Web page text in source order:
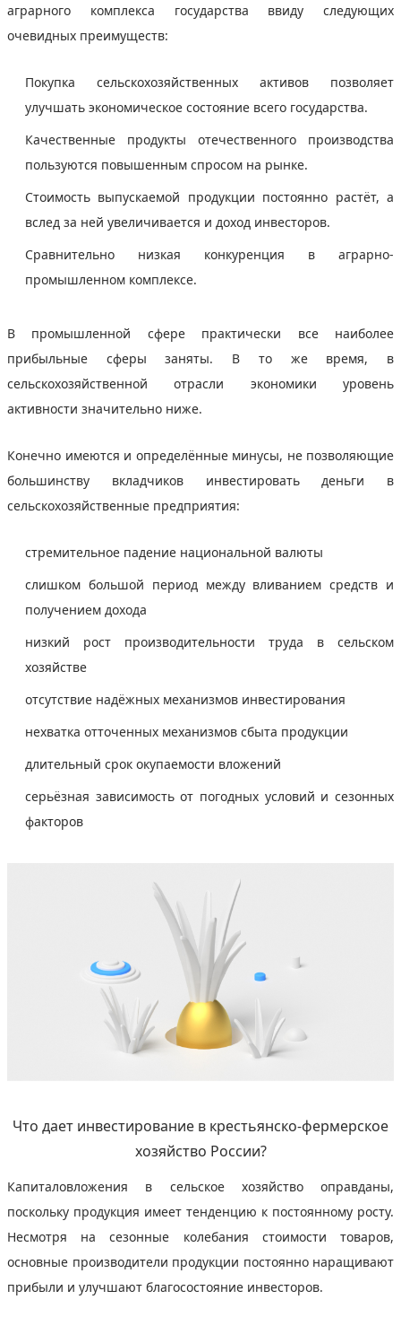
аграрного комплекса государства ввиду следующих
очевидных преимуществ:
Покупка сельскохозяйственных активов позволяет
улучшать экономическое состояние всего государства.
Качественные продукты отечественного производства
пользуются повышенным спросом на рынке.
Стоимость выпускаемой продукции постоянно растёт, а
вслед за ней увеличивается и доход инвесторов.
Сравнительно низкая конкуренция в аграрно-
промышленном комплексе.
В промышленной сфере практически все наиболее
прибыльные сферы заняты. В то же время, в
сельскохозяйственной отрасли экономики уровень
активности значительно ниже.
Конечно имеются и определённые минусы, не позволяющие
большинству вкладчиков инвестировать деньги в
сельскохозяйственные предприятия:
стремительное падение национальной валюты
слишком большой период между вливанием средств и
получением дохода
низкий рост производительности труда в сельском
хозяйстве
отсутствие надёжных механизмов инвестирования
нехватка отточенных механизмов сбыта продукции
длительный срок окупаемости вложений
серьёзная зависимость от погодных условий и сезонных
факторов
Что дает инвестирование в крестьянско-фермерское
хозяйство России?
Капиталовложения в сельское хозяйство оправданы,
поскольку продукция имеет тенденцию к постоянному росту.
Несмотря на сезонные колебания стоимости товаров,
основные производители продукции постоянно наращивают
прибыли и улучшают благосостояние инвесторов.